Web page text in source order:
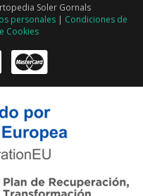
Soler Gornals
personales| Condiciones de
Cookies